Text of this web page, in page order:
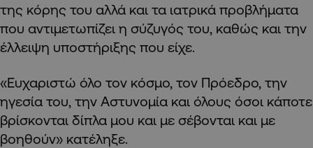
της κόρης του αλλά και τα ιατρικά προβλήματα
που αντιμετωπίζει η σύζυγός του, καθώς και την
έλλειψη υποστήριξης που είχε.
«Ευχαριστώ όλο τον κόσμο, τον Πρόεδρο, την
ηγεσία του, την Αστυνομία και όλους όσοι κάποτε
βρίσκονται δίπλα μου και με σέβονται και με
βοηθούν» κατέληξε.